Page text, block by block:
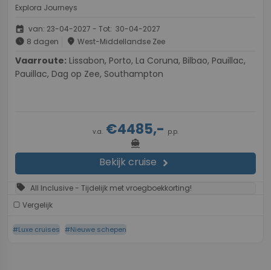
Explora Journeys
event van: 23-04-2027 - Tot: 30-04-2027
schedule 8 dagen place West-Middellandse Zee
Vaarroute:
Pauillac, Dag op Zee, Southampton
v.a. €4485,- p.p.
directions_boat
Bekijk cruise chevron_right
sell All Inclusive - Tijdelijk met vroegboekkorting!
Vergelijk
#Luxe cruises #Nieuwe schepen